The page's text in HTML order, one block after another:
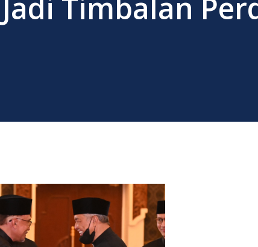
Timbalan